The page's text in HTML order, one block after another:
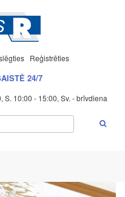
Reģistrēties
24/7
S. 10:00 - 15:00, Sv. - brīvdiena